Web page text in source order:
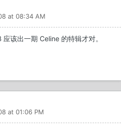
at 08:34 AM
该出一期 Celine 的特辑才对。
at 01:06 PM